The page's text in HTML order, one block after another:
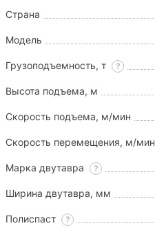
Страна
Модель
Грузоподъемность, т ?
Высота подъема, м
Скорость подъема, м/мин
Скорость перемещения, м/мин
Марка двутавра ?
Ширина двутавра, мм
Полиспаст ?